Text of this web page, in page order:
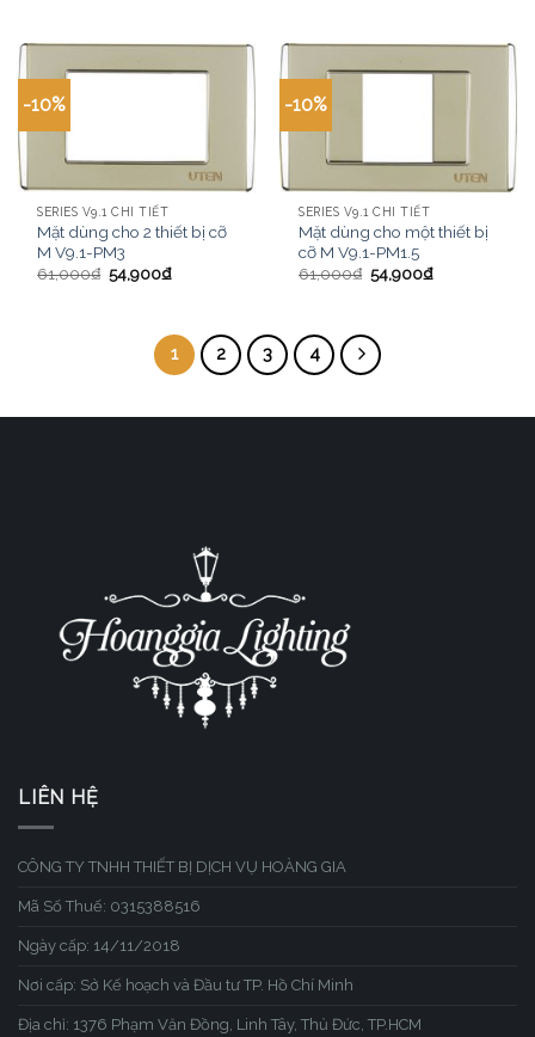
-10%
SERIES V9.1 CHI TIẾT
Mặt dùng cho 2 thiết bị cỡ
M V9.1-PM3
61,000₫ 54,900₫
-10%
SERIES V9.1 CHI TIẾT
Mặt dùng cho một thiết bị
cỡ M V9.1-PM1.5
61,000₫ 54,900₫
1 2 3 4
LIÊN HỆ
CÔNG TY TNHH THIẾT BỊ DỊCH VỤ HOÀNG GIA
Mã Số Thuế: 0315388516
Ngày cấp: 14/11/2018
Nơi cấp: Sở Kế hoạch và Đầu tư TP. Hồ Chí Minh
Địa chỉ: 1376 Phạm Văn Đồng, Linh Tây, Thủ Đức, TP.HCM